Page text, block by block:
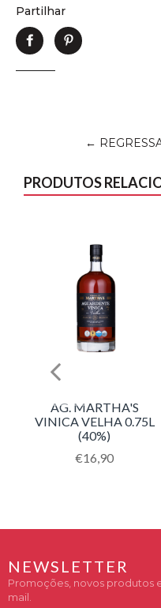
Partilhar
Partilhe
←
PRODUTOS
AG. MARTHA'S
VINICA VELHA 0.75L
(40%)
Translation
€16,90
NEWSLETTER
Promoções, novos produtos
mail.